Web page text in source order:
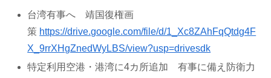
台湾有事へ 靖国復権画
策 https://drive.google.com/file/d/1_Xc8ZAhFqQtdg4F
X_9rrXHgZnedWyLBS/view?usp=drivesdk
特定利用空港・港湾に4カ所追加 有事に備え防衛力